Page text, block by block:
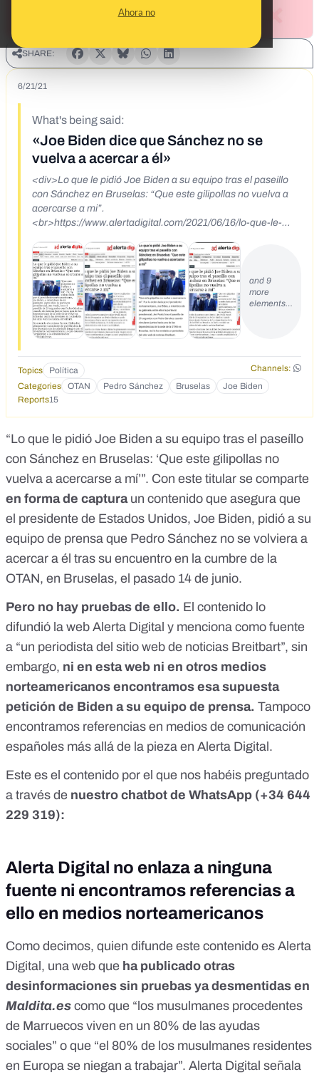
Ahora no
SHARE:
6/21/21
What's being said:
«Joe Biden dice que Sánchez no se
vuelva a acercar a él»
<div>Lo que le pidió Joe Biden a su equipo tras el paseillo
con Sánchez en Bruselas: “Que este gilipollas no vuelva a
acercarse a mi”.
<br>https://www.alertadigital.com/2021/06/16/lo-que-le-
en-bruselas-que-este-gilipollas-no-vuelva-a-acercarse-a-
mi/<br>https://noticierouniversal.com/destacadas/lo-que-le-
pidio-joe-biden-a-su-equipo-tras-el-paseillo-con-sanchez-
en-bruselas-que-este-gilipollas-no-vuelva-a-acercarse-a-
mi/</div>
and 9
more
elements…
Topics Política
Channels:
Categories
OTAN Pedro Sánchez Bruselas
Joe Biden
Reports15
“Lo que le pidió Joe Biden a su equipo tras el paseíllo
con Sánchez en Bruselas: ‘Que este gilipollas no
vuelva a acercarse a mí’”. Con este titular se comparte
en forma de capturaun contenido que asegura que
el presidente de Estados Unidos, Joe Biden, pidió a su
equipo de prensa que Pedro Sánchez no se volviera a
acercar a él tras su encuentro en la cumbre de la
OTAN, en Bruselas, el pasado 14 de junio.
Pero no hay pruebas de ello. El contenido lo
difundió la web Alerta Digital y menciona como fuente
a “un periodista del sitio web de noticias Breitbart”, sin
embargo, ni en esta web ni en otros medios
norteamericanos encontramos esa supuesta
petición de Biden a su equipo de prensa. Tampoco
encontramos referencias en medios de comunicación
españoles más allá de la pieza en Alerta Digital.
Este es el contenido por el que nos habéis preguntado
a través de nuestro chatbot de WhatsApp (+34 644
229 319):
Alerta Digital no enlaza a ninguna
fuente ni encontramos referencias a
ello en medios norteamericanos
Como decimos, quien difunde este contenido es Alerta
Digital, una web que ha publicado otras
desinformaciones sin pruebas ya desmentidas en
Maldita.es como que “los musulmanes procedentes
de Marruecos viven en un 80% de las ayudas
sociales” o que “el 80% de los musulmanes residentes
en Europa se niegan a trabajar”. Alerta Digital señala